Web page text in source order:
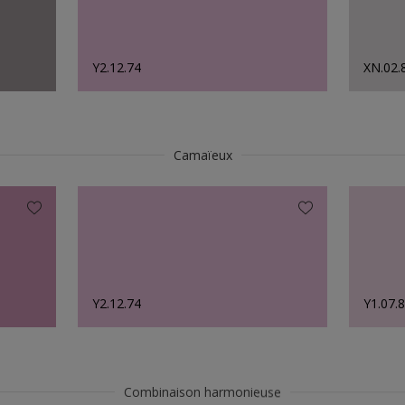
Y2.12.74
Camaïeux
Y2.12.74
Combinaison harmonieuse